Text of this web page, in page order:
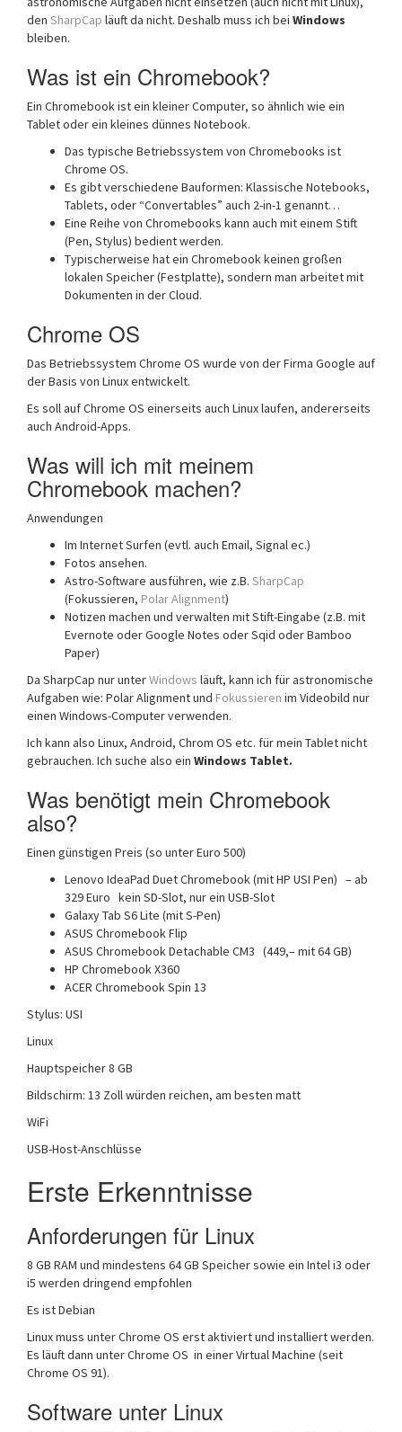
den SharpCap läuft da nicht. Deshalb muss ich bei Windows
bleiben.
Was ist ein Chromebook?
Ein Chromebook ist ein kleiner Computer, so ähnlich wie ein
Tablet oder ein kleines dünnes Notebook.
Das typische Betriebssystem von Chromebooks ist
Chrome OS.
Es gibt verschiedene Bauformen: Klassische Notebooks,
Tablets, oder “Convertables” auch 2-in-1 genannt…
Eine Reihe von Chromebooks kann auch mit einem Stift
(Pen, Stylus) bedient werden.
Typischerweise hat ein Chromebook keinen großen
lokalen Speicher (Festplatte), sondern man arbeitet mit
Dokumenten in der Cloud.
Chrome OS
Das Betriebssystem Chrome OS wurde von der Firma Google auf
der Basis von Linux entwickelt.
Es soll auf Chrome OS einerseits auch Linux laufen, andererseits
auch Android-Apps.
Was will ich mit meinem
Chromebook machen?
Anwendungen
Im Internet Surfen (evtl. auch Email, Signal ec.)
Fotos ansehen.
Astro-Software ausführen, wie z.B. SharpCap
(Fokussieren, Polar Alignment)
Notizen machen und verwalten mit Stift-Eingabe (z.B. mit
Evernote oder Google Notes oder Sqid oder Bamboo
Paper)
Da SharpCap nur unterWindows läuft, kann ich für astronomische
Aufgaben wie: Polar Alignment und Fokussieren im Videobild nur
einen Windows-Computer verwenden.
Ich kann also Linux, Android, Chrom OS etc. für mein Tablet nicht
gebrauchen. Ich suche also ein Windows Tablet.
Was benötigt mein Chromebook
also?
Einen günstigen Preis (so unter Euro 500)
Lenovo IdeaPad Duet Chromebook (mit HP USI Pen) – ab
329 Euro kein SD-Slot, nur ein USB-Slot
Galaxy Tab S6 Lite (mit S-Pen)
ASUS Chromebook Flip
ASUS Chromebook Detachable CM3 (449,– mit 64 GB)
HP Chromebook X360
ACER Chromebook Spin 13
Stylus: USI
Linux
Hauptspeicher 8 GB
Bildschirm: 13 Zoll würden reichen, am besten matt
WiFi
USB-Host-Anschlüsse
Erste Erkenntnisse
Anforderungen für Linux
8 GB RAM und mindestens 64 GB Speicher sowie ein Intel i3 oder
i5 werden dringend empfohlen
Es ist Debian
Linux muss unter Chrome OS erst aktiviert und installiert werden.
Es läuft dann unter Chrome OS in einer Virtual Machine (seit
Chrome OS 91).
Software unter Linux